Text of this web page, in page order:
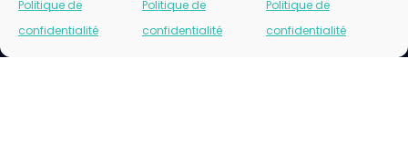
Politique de
confidentialité
Politique de
confidentialité
Politique de
confidentialité